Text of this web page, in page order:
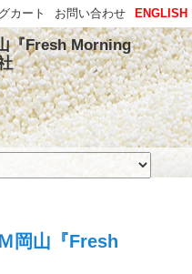
『Fresh Morning
岡山『Fresh
ENGLISH
お問い合わせ
カート